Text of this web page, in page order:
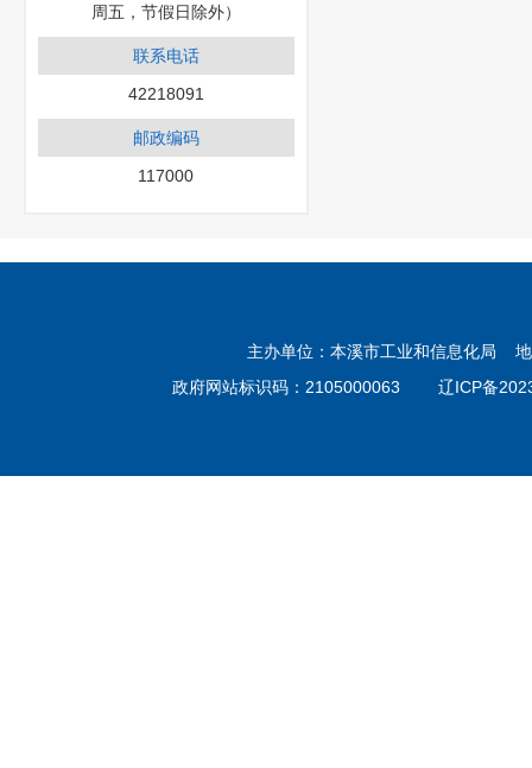
周五，节假日除外）
联系电话
42218091
邮政编码
117000
主办单位：本溪市工业和信息化局
政府网站标识码：2105000063辽ICP备